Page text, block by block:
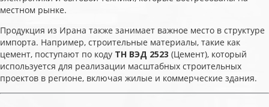
местном рынке.
Продукция из Ирана также занимает важное место в структуре
импорта. Например, строительные материалы, такие как
цемент, поступают по коду ТН ВЭД 2523 (Цемент), который
используется для реализации масштабных строительных
проектов в регионе, включая жилые и коммерческие здания.